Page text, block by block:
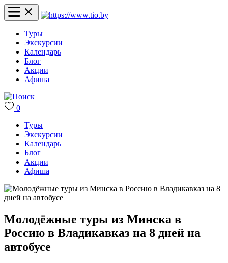
Туры
Экскурсии
Календарь
Блог
Акции
Афиша
0
Туры
Экскурсии
Календарь
Блог
Акции
Афиша
Молодёжные туры из Минска в
Россию в Владикавказ на 8 дней на
автобусе